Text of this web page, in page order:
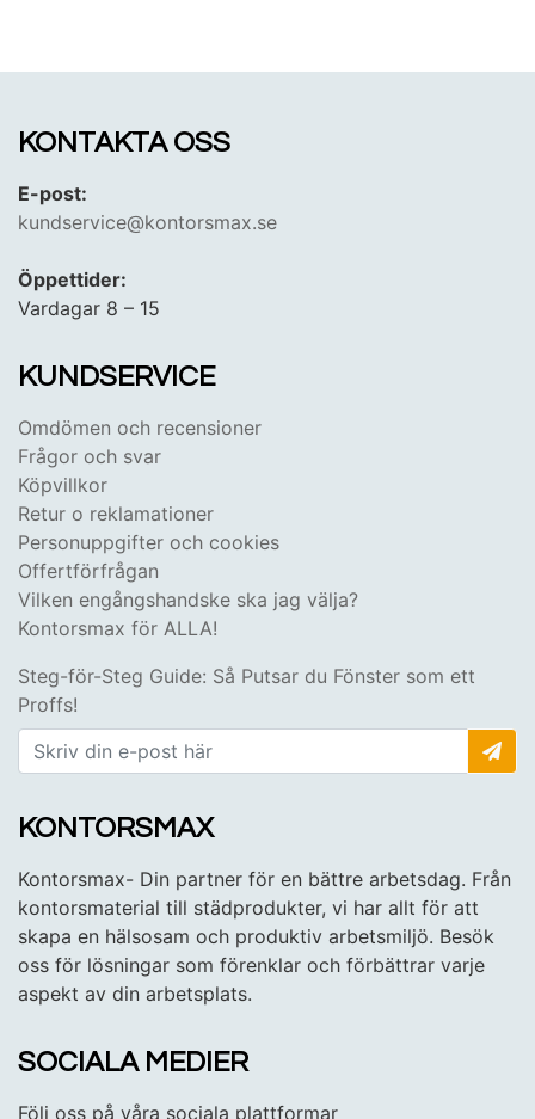
KONTAKTA OSS
E-post:
kundservice@kontorsmax.se
Öppettider:
Vardagar 8 – 15
KUNDSERVICE
Omdömen och recensioner
Frågor och svar
Köpvillkor
Retur o reklamationer
Personuppgifter och cookies
Offertförfrågan
Vilken engångshandske ska jag välja?
Kontorsmax för ALLA!
Steg-för-Steg Guide: Så Putsar du Fönster som ett
Proffs!
KONTORSMAX
Kontorsmax- Din partner för en bättre arbetsdag. Från
kontorsmaterial till städprodukter, vi har allt för att
skapa en hälsosam och produktiv arbetsmiljö. Besök
oss för lösningar som förenklar och förbättrar varje
aspekt av din arbetsplats.
SOCIALA MEDIER
Följ oss på våra sociala plattformar